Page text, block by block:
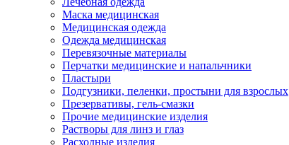
Маска медицинская
Медицинская одежда
Одежда медицинская
Перевязочные материалы
Перчатки медицинские и напальчники
Пластыри
Подгузники, пеленки, простыни для взрослых
Презервативы, гель-смазки
Прочие медицинские изделия
Растворы для линз и глаз
Расходные изделия